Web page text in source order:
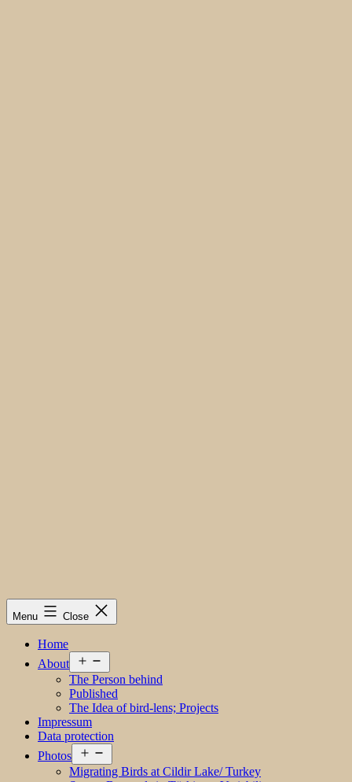
Menu Close
Home
About
menu
The Person behind
Published
The Idea of bird-lens; Projects
Impressum
Data protection
Photos
menu
Migrating Birds at Cildir Lake/ Turkey